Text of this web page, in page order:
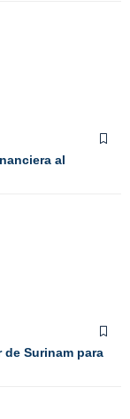
al
Surinam para